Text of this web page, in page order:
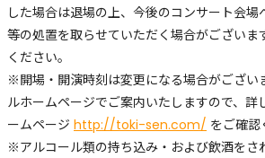
した場合は退場の上、今後のコンサート会場
等の処置を取らせていただく場合がございま
ください。
※開場・開演時刻は変更になる場合がござい
ルホームページでご案内いたしますので、詳
ームページ http://toki-sen.com/ をご確認
※アルコール類の持ち込み・および飲酒をさ